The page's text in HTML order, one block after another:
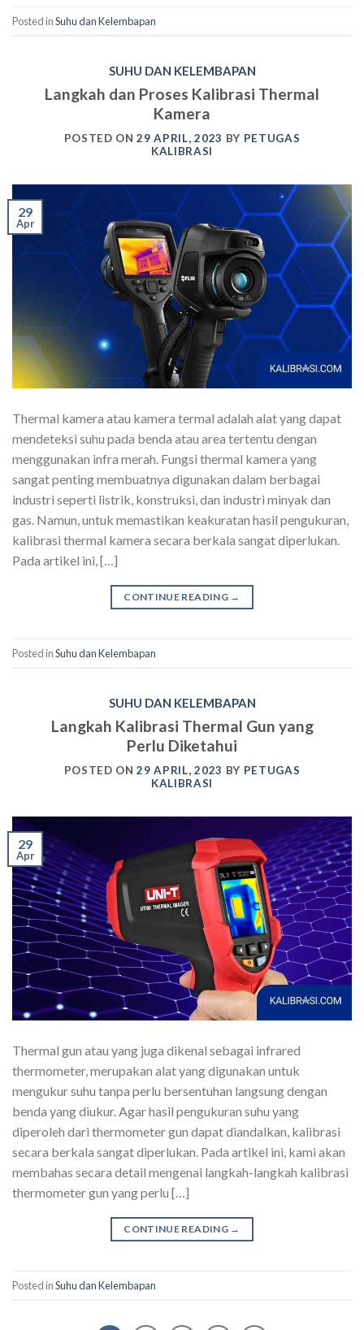
Posted inSuhu dan Kelembapan
SUHU DAN KELEMBAPAN
Langkah dan Proses Kalibrasi Thermal
Kamera
POSTED ON29 APRIL, 2023 BY PETUGAS
KALIBRASI
29
Apr
Thermal kamera atau kamera termal adalah alat yang dapat
mendeteksi suhu pada benda atau area tertentu dengan
menggunakan infra merah. Fungsi thermal kamera yang
sangat penting membuatnya digunakan dalam berbagai
industri seperti listrik, konstruksi, dan industri minyak dan
gas. Namun, untuk memastikan keakuratan hasil pengukuran,
kalibrasi thermal kamera secara berkala sangat diperlukan.
Pada artikel ini, […]
CONTINUE READING →
Posted inSuhu dan Kelembapan
SUHU DAN KELEMBAPAN
Langkah Kalibrasi Thermal Gun yang
Perlu Diketahui
POSTED ON29 APRIL, 2023 BY PETUGAS
KALIBRASI
29
Apr
Thermal gun atau yang juga dikenal sebagai infrared
thermometer, merupakan alat yang digunakan untuk
mengukur suhu tanpa perlu bersentuhan langsung dengan
benda yang diukur. Agar hasil pengukuran suhu yang
diperoleh dari thermometer gun dapat diandalkan, kalibrasi
secara berkala sangat diperlukan. Pada artikel ini, kami akan
membahas secara detail mengenai langkah-langkah kalibrasi
thermometer gun yang perlu […]
CONTINUE READING →
Posted inSuhu dan Kelembapan